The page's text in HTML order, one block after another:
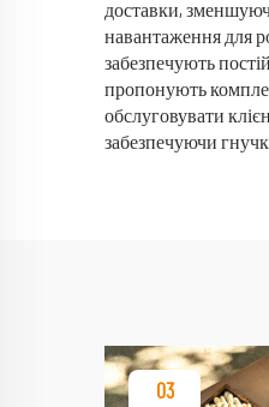
доставки,
навантаження для
забезпечують
пропонують
обслуговувати
забезпечуючи
03